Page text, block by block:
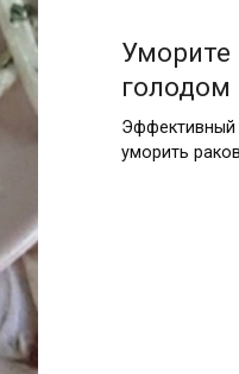
Уморите
голодом
Эффективный
уморить